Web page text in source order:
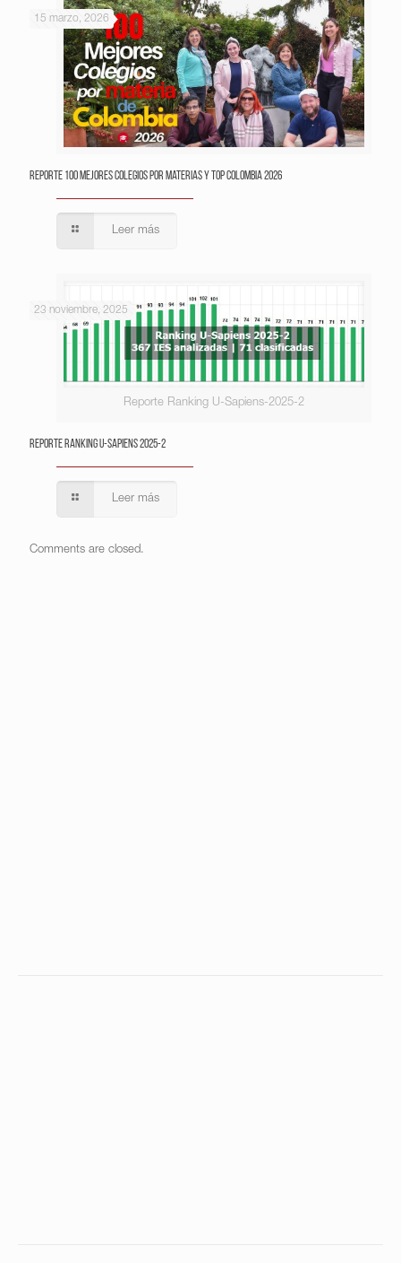
15 marzo, 2026
Reporte 100 Mejores Colegios por Materias y Top Colombia 2026
Leer más
Reporte Ranking U-Sapiens-2025-2
23 noviembre, 2025
Reporte Ranking U-Sapiens 2025-2
Leer más
Comments are closed.